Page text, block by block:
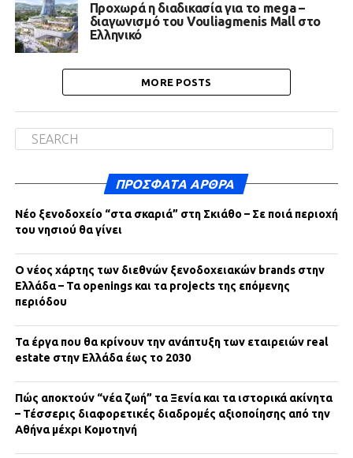
Προχωρά η διαδικασία για το mega –
διαγωνισμό του Vouliagmenis Mall στο
Ελληνικό
MORE POSTS
ΠΡΌΣΦΑΤΑ ΆΡΘΡΑ
Νέο ξενοδοχείο “στα σκαριά” στη Σκιάθο – Σε ποιά περιοχή
του νησιού θα γίνει
Ο νέος χάρτης των διεθνών ξενοδοχειακών brands στην
Ελλάδα – Τα openings και τα projects της επόμενης
περιόδου
Τα έργα που θα κρίνουν την ανάπτυξη των εταιρειών real
estate στην Ελλάδα έως το 2030
Πώς αποκτούν “νέα ζωή” τα Ξενία και τα ιστορικά ακίνητα
– Τέσσερις διαφορετικές διαδρομές αξιοποίησης από την
Αθήνα μέχρι Κομοτηνή